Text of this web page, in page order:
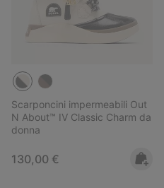
Scarponcini impermeabili Out
N About™ IV Classic Charm da
donna
Regular price:
130,00 €